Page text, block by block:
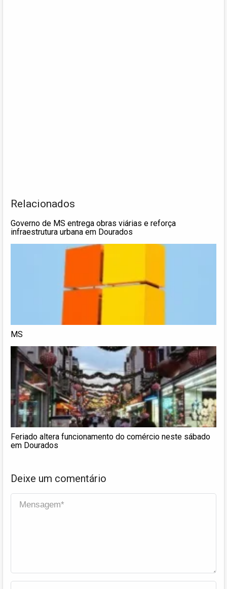
Relacionados
Governo de MS entrega obras viárias e reforça
infraestrutura urbana em Dourados
MS
Feriado altera funcionamento do comércio neste sábado
em Dourados
Deixe um comentário